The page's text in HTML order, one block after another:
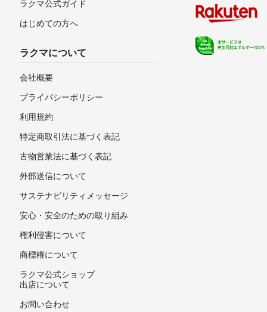
ラクマ公式ガイド
はじめての方へ
ラクマについて
会社概要
プライバシーポリシー
利用規約
特定商取引法に基づく表記
古物営業法に基づく表記
外部送信について
サステナビリティメッセージ
安心・安全のための取り組み
権利侵害について
商標権について
ラクマ公式ショップ
出店について
お問い合わせ